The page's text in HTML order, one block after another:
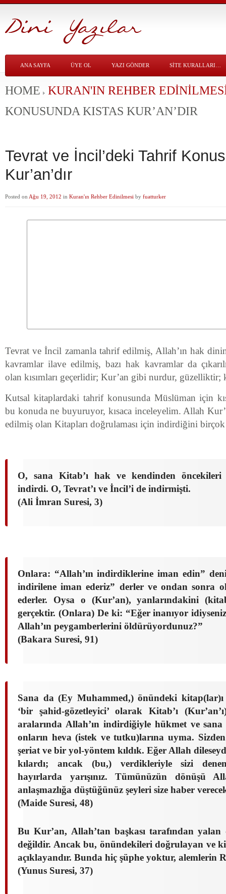
ANA SAYFA ÜYE OL YAZI GÖNDER SITE KURALLARI…
HOME KURAN'IN REHBER
KONUSUNDA KISTAS KUR’AN’DIR
Tevrat ve İncil’deki Tahrif
Kur’an’dır
Posted on Ağu 19, 2012 in Kuran'ın Rehber Edinilmesi by fuatturker
Tevrat ve İncil zamanla tahrif edilmiş, Allah’ın hak
kavramlar ilave edilmiş, bazı hak kavramlar da
olan kısımları geçerlidir; Kur’an gibi nurdur, güzelliktir;
Kutsal kitaplardaki tahrif konusunda Müslüman için
bu konuda ne buyuruyor, kısaca inceleyelim. Allah
edilmiş olan Kitapları doğrulaması için indirdiğini
O, sana Kitab’ı hak ve kendinden öncekileri
indirdi. O, Tevrat’ı ve İncil’i de indirmişti.
(Ali İmran Suresi, 3)
Onlara: “Allah’ın indirdiklerine iman edin”
indirilene iman ederiz” derler ve ondan sonra
ederler. Oysa o (Kur’an), yanlarındakini
gerçektir. (Onlara) De ki: “Eğer inanıyor
Allah’ın peygamberlerini öldürüyordunuz?”
(Bakara Suresi, 91)
Sana da (Ey Muhammed,) önündeki kitap(lar)ı
‘bir şahid-gözetleyici’ olarak Kitab’ı
aralarında Allah’ın indirdiğiyle hükmet ve sana
onların heva (istek ve tutku)larına uyma.
şeriat ve bir yol-yöntem kıldık. Eğer Allah
kılardı; ancak (bu,) verdikleriyle sizi
hayırlarda yarışınız. Tümünüzün dönüşü
anlaşmazlığa düştüğünüz şeyleri size haber
(Maide Suresi, 48)
Bu Kur’an, Allah’tan başkası tarafından
değildir. Ancak bu, önündekileri doğrulayan ve
açıklayandır. Bunda hiç şüphe yoktur, alemlerin
(Yunus Suresi, 37)